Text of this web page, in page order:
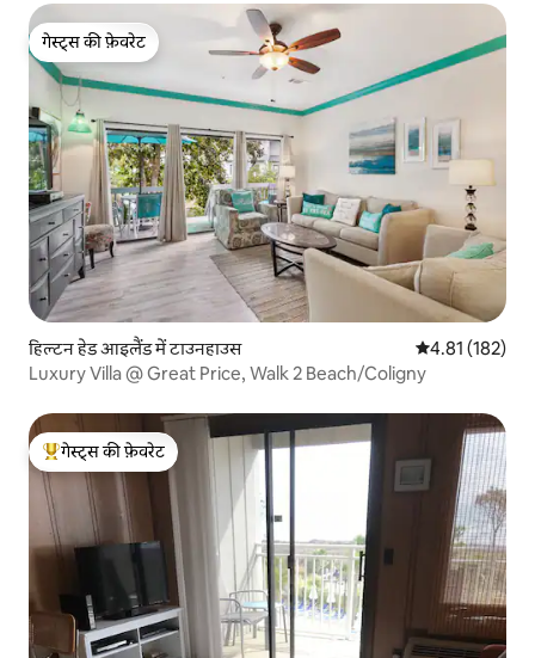
गेस्ट्स की फ़ेवरेट
गेस्ट्स की फ़ेवरेट
हिल्टन हेड आइलैंड में टाउनहाउस औसत रेटिंग 5 में से
4.81 (182)
Luxury Villa @ Great Price, Walk 2 Beach/Coligny
गेस्ट्स का टॉप फ़ेवरेट
गेस्ट्स की फ़ेवरेट